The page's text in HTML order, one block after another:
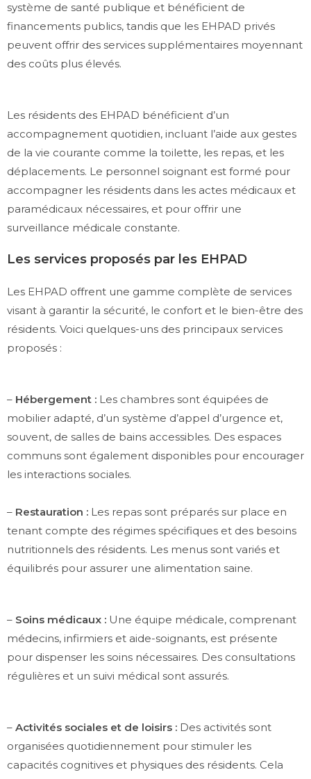
système de santé publique et bénéficient de
financements publics, tandis que les EHPAD privés
peuvent offrir des services supplémentaires moyennant
des coûts plus élevés.
Les résidents des EHPAD bénéficient d’un
accompagnement quotidien, incluant l’aide aux gestes
de la vie courante comme la toilette, les repas, et les
déplacements. Le personnel soignant est formé pour
accompagner les résidents dans les actes médicaux et
paramédicaux nécessaires, et pour offrir une
surveillance médicale constante.
Les services proposés par les EHPAD
Les EHPAD offrent une gamme complète de services
visant à garantir la sécurité, le confort et le bien-être des
résidents. Voici quelques-uns des principaux services
proposés :
– Hébergement : Les chambres sont équipées de
mobilier adapté, d’un système d’appel d’urgence et,
souvent, de salles de bains accessibles. Des espaces
communs sont également disponibles pour encourager
les interactions sociales.
– Restauration : Les repas sont préparés sur place en
tenant compte des régimes spécifiques et des besoins
nutritionnels des résidents. Les menus sont variés et
équilibrés pour assurer une alimentation saine.
– Soins médicaux : Une équipe médicale, comprenant
médecins, infirmiers et aide-soignants, est présente
pour dispenser les soins nécessaires. Des consultations
régulières et un suivi médical sont assurés.
– Activités sociales et de loisirs : Des activités sont
organisées quotidiennement pour stimuler les
capacités cognitives et physiques des résidents. Cela